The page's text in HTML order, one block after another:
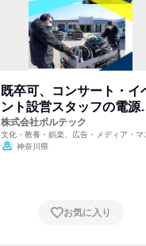
既卒可、コンサート・イ
ント設営スタッフの電源
門
株式会社ボルテック
文化・教養・娯楽、広告・メディア・マ
ミ、電力・ガス・水道・エネルギー
神奈川県
お気に入り